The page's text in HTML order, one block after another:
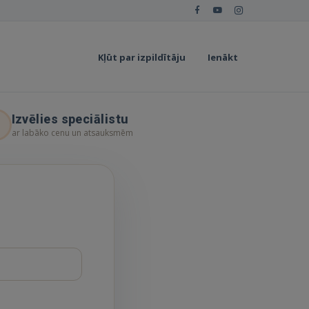
Kļūt par izpildītāju Ienākt
Izvēlies speciālistu
ar labāko cenu un atsauksmēm
noteikumos.
par nepieciešamo Servisa
Izmantojot Servisu un Vietni,
Pasūtītājiem, kuriem ir
ja Lietotājs nepiekrīt kādam
Servisam.